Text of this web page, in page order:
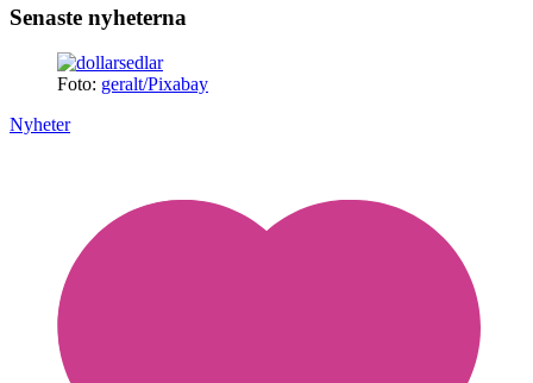
Senaste nyheterna
Foto: geralt/Pixabay
Nyheter